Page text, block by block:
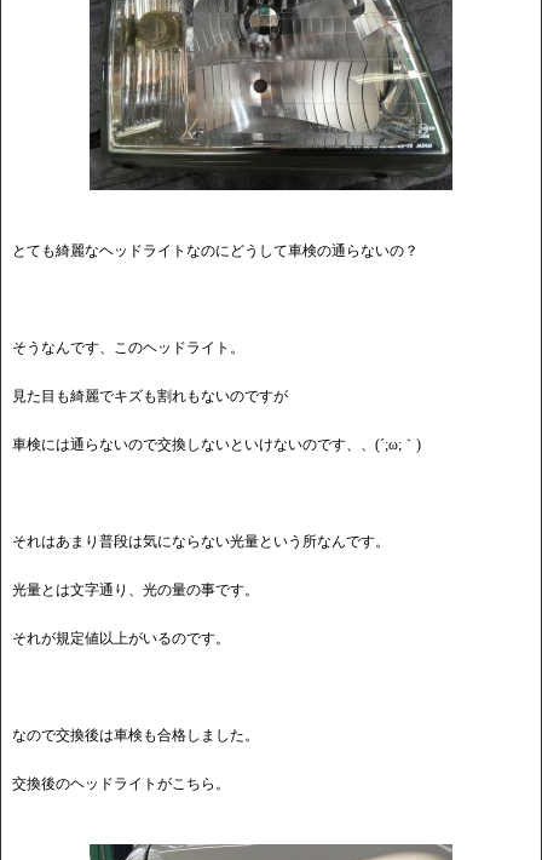
とても綺麗なヘッドライトなのにどうして車検の通らないの？
そうなんです、このヘッドライト。
見た目も綺麗でキズも割れもないのですが
車検には通らないので交換しないといけないのです、、(´;ω;｀)
それはあまり普段は気にならない光量という所なんです。
光量とは文字通り、光の量の事です。
それが規定値以上がいるのです。
なので交換後は車検も合格しました。
交換後のヘッドライトがこちら。